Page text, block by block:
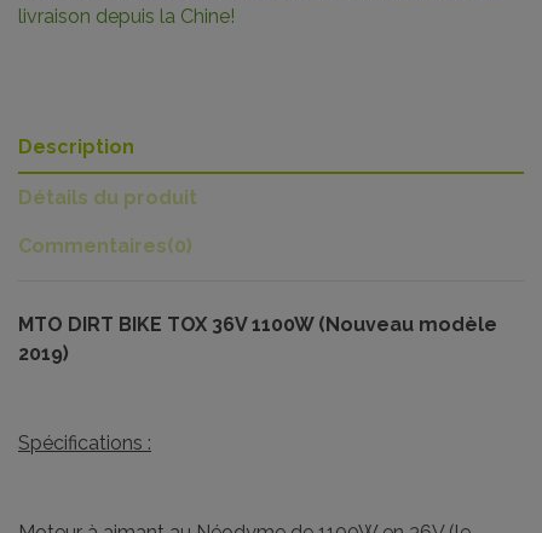
livraison depuis la Chine!
Description
Détails du produit
Commentaires(0)
MTO DIRT BIKE TOX 36V 1100W (Nouveau modèle
2019)
Spécifications :